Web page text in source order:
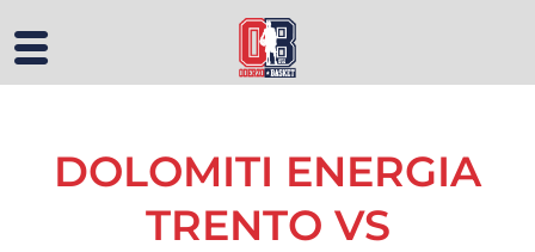
DOLOMITI ENERGIA
TRENTO VS